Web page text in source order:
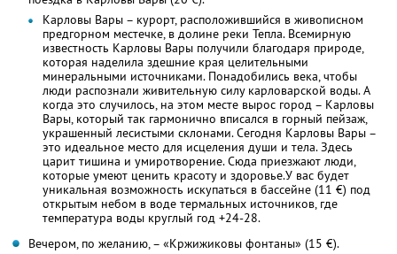
Карловы Вары – курорт, расположившийся в живописном
предгорном местечке, в долине реки Тепла. Всемирную
известность Карловы Вары получили благодаря природе,
которая наделила здешние края целительными
минеральными источниками. Понадобились века, чтобы
люди распознали живительную силу карловарской воды. А
когда это случилось, на этом месте вырос город – Карловы
Вары, который так гармонично вписался в горный пейзаж,
украшенный лесистыми склонами. Сегодня Карловы Вары –
это идеальное место для исцеления души и тела. Здесь
царит тишина и умиротворение. Сюда приезжают люди,
которые умеют ценить красоту и здоровье.У вас будет
уникальная возможность искупаться в бассейне (11 €) под
открытым небом в воде термальных источников, где
температура воды круглый год +24-28.
Вечером, по желанию, – «Кржижиковы фонтаны» (15 €).